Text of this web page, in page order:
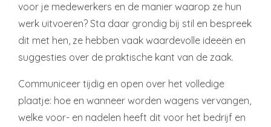
voor je medewerkers en de manier waarop ze hun
werk uitvoeren? Sta daar grondig bij stil en bespreek
dit met hen, ze hebben vaak waardevolle ideeën en
suggesties over de praktische kant van de zaak.
Communiceer tijdig en open over het volledige
plaatje: hoe en wanneer worden wagens vervangen,
welke voor- en nadelen heeft dit voor het bedrijf en